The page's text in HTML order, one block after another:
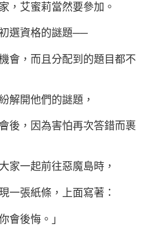
，艾蜜莉當然要參加。
選資格的謎題──
會，而且分配到的題目都不
解開他們的謎題，
後，因為害怕再次答錯而裹
家一起前往惡魔島時，
一張紙條，上面寫著：
會後悔。」